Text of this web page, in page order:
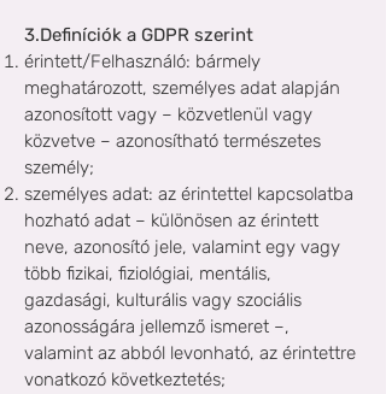
​3.Definíciók a GDPR szerint
érintett/Felhasználó: bármely
meghatározott, személyes adat alapján
azonosított vagy – közvetlenül vagy
közvetve – azonosítható természetes
személy;
személyes adat: az érintettel kapcsolatba
hozható adat – különösen az érintett
neve, azonosító jele, valamint egy vagy
több fizikai, fiziológiai, mentális,
gazdasági, kulturális vagy szociális
azonosságára jellemző ismeret –,
valamint az abból levonható, az érintettre
vonatkozó következtetés;